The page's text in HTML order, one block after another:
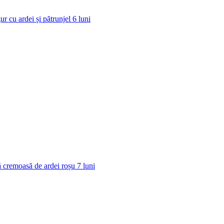
cu ardei și pătrunjel 6 luni
cremoasă de ardei roșu 7 luni